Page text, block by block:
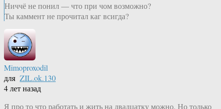
Ниччё не понил — что при чом возможно?
Ты каммент не прочитал каг всигда?
Mimoproxodil
для ZIL.ok.130
4 лет назад
Я про то что работать и жить на двадцатку можно. Но только